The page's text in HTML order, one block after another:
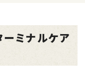
ミナルケア